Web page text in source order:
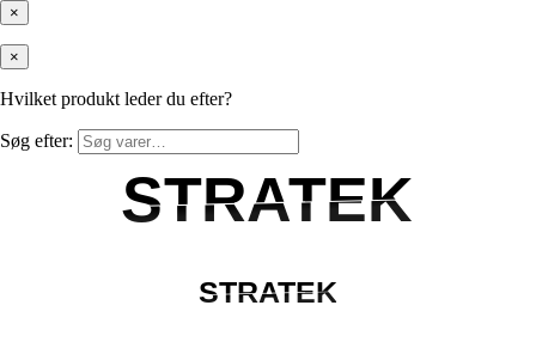
×
×
Hvilket produkt leder du efter?
Søg efter:
STRATEK
STRATEK
STRATEK
STRATEK